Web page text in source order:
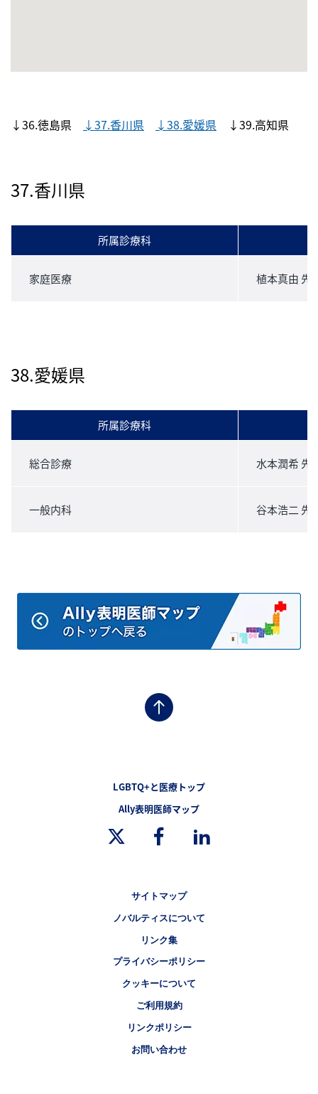
↓36.徳島県 ↓37.香川県 ↓38.愛媛県 ↓39.高知県
37.香川県
所属診療科
家庭医療 植本真由 先
38.愛媛県
所属診療科
総合診療 水本潤希 先
一般内科 谷本浩二 先
LGBTQ+と医療トップ
Ally表明医師マップ
サイトマップ
ノバルティスについて
リンク集
プライバシーポリシー
クッキーについて
ご利用規約
リンクポリシー
お問い合わせ